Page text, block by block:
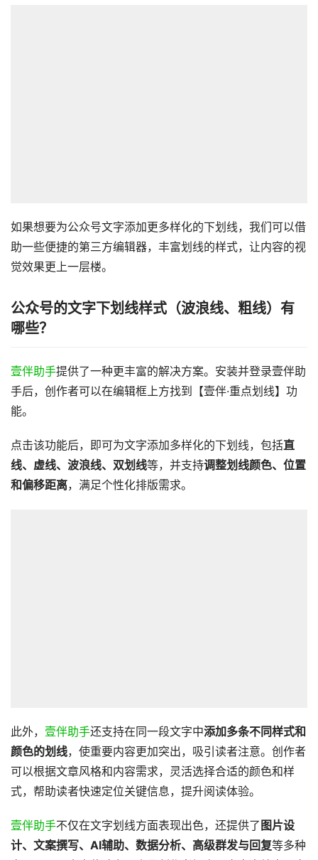
如果想要为公众号文字添加更多样化的下划线，我们可以借
助一些便捷的第三方编辑器，丰富划线的样式，让内容的视
觉效果更上一层楼。
公众号的文字下划线样式（波浪线、粗线）有
哪些？
壹伴助手提供了一种更丰富的解决方案。安装并登录壹伴助
手后，创作者可以在编辑框上方找到【壹伴·重点划线】功
能。
点击该功能后，即可为文字添加多样化的下划线，包括直
线、虚线、波浪线、双划线等，并支持调整划线颜色、位置
和偏移距离，满足个性化排版需求。
此外， 壹伴助手还支持在同一段文字中添加多条不同样式和
颜色的划线，使重要内容更加突出，吸引读者注意。创作者
可以根据文章风格和内容需求，灵活选择合适的颜色和样
式，帮助读者快速定位关键信息，提升阅读体验。
壹伴助手不仅在文字划线方面表现出色，还提供了 图片设
计、文案撰写、AI辅助、数据分析、高级群发与回复等多种